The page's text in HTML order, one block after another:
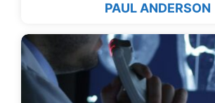
PAUL ANDERSON